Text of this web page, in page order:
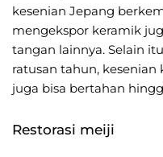
kesenian Jepang
mengekspor keramik
tangan lainnya. Selain
ratusan tahun, kesenian
juga bisa bertahan
Restorasi meiji